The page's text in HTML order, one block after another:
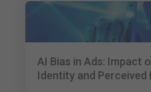
AI Bias in Ads: Impact
Identity and Perceived